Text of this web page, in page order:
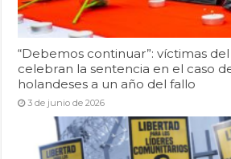
“Debemos continuar”: víctimas
celebran la sentencia en el caso
holandeses a un año del fallo
3 de junio de 2026